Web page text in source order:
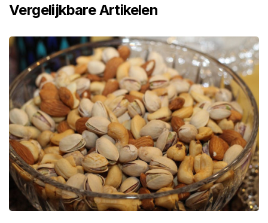
Vergelijkbare Artikelen